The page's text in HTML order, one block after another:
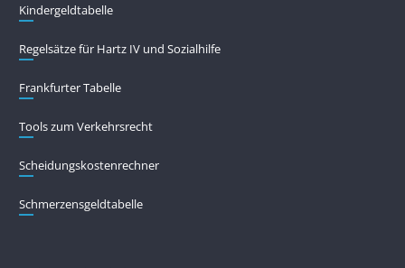
Kindergeldtabelle
Regelsätze für Hartz IV und Sozialhilfe
Frankfurter Tabelle
Tools zum Verkehrsrecht
Scheidungskostenrechner
Schmerzensgeldtabelle